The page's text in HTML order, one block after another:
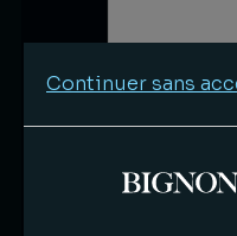
Continuer sans